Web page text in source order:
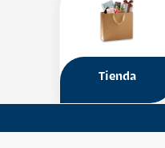
Tienda